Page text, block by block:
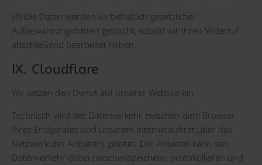
(4) Die Daten werden vorbehaltlich gesetzlicher
Aufbewahrungsfristen gelöscht, sobald wir Ihren Widerruf
abschließend bearbeitet haben.
IX. Cloudflare
Wir setzen den Dienst auf unserer Website ein.
Technisch wird der Datenverkehr zwischen dem Browser
Ihres Endgerätes und unserem Internetauftritt über das
Netzwerk des Anbieters geleitet. Der Anbieter kann den
Datenverkehr dabei zwischenspeichern, protokollieren und